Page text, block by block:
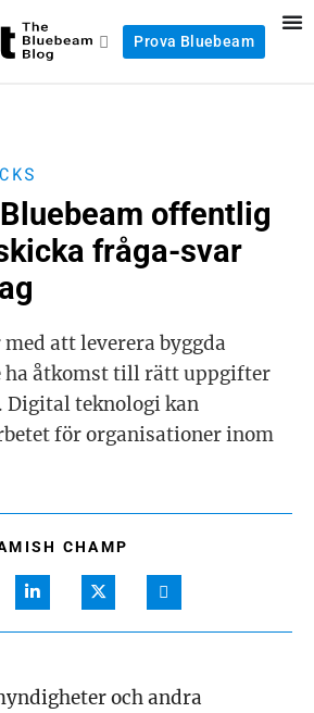
Prova Bluebeam
offentlig
fråga-svar
att leverera byggda
ha åtkomst till rätt uppgifter
teknologi kan
för organisationer inom
CHAMP
och andra